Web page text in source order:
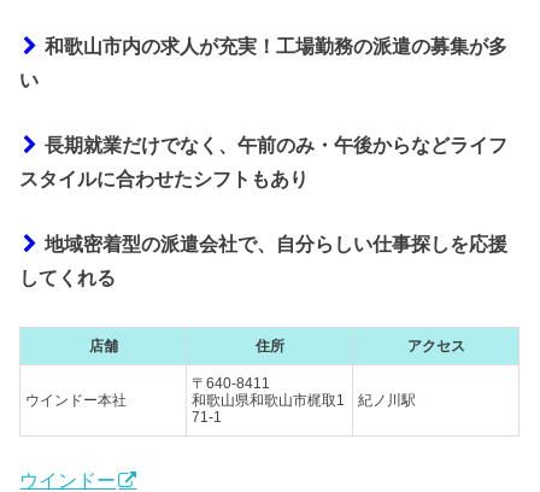
和歌山市内の求人が充実！工場勤務の派遣の募集が多
い
長期就業だけでなく、午前のみ・午後からなどライフ
スタイルに合わせたシフトもあり
地域密着型の派遣会社で、自分らしい仕事探しを応援
してくれる
店舗 住所 アクセス
ウインドー本社
〒640-8411
和歌山県和歌山市梶取1
71-1
紀ノ川駅
ウインドー